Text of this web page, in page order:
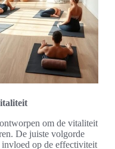
om de vitaliteit
De juiste volgorde
op de effectiviteit